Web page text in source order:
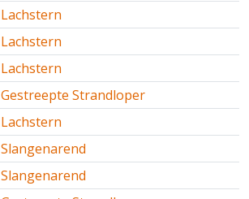
Lachstern
Lachstern
Lachstern
Gestreepte Strandloper
Lachstern
Slangenarend
Slangenarend